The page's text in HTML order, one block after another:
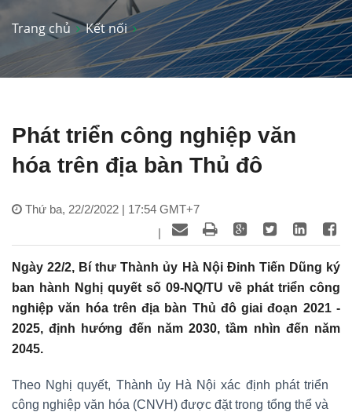
Trang chủ Kết nối
Phát triển công nghiệp văn
hóa trên địa bàn Thủ đô
Thứ ba, 22/2/2022 | 17:54 GMT+7
|
Ngày 22/2, Bí thư Thành ủy Hà Nội Đinh Tiến Dũng ký
ban hành Nghị quyết số 09-NQ/TU về phát triển công
nghiệp văn hóa trên địa bàn Thủ đô giai đoạn 2021 -
2025, định hướng đến năm 2030, tầm nhìn đến năm
2045.
Theo Nghị quyết, Thành ủy Hà Nội xác định phát triển
công nghiệp văn hóa (CNVH) được đặt trong tổng thể và